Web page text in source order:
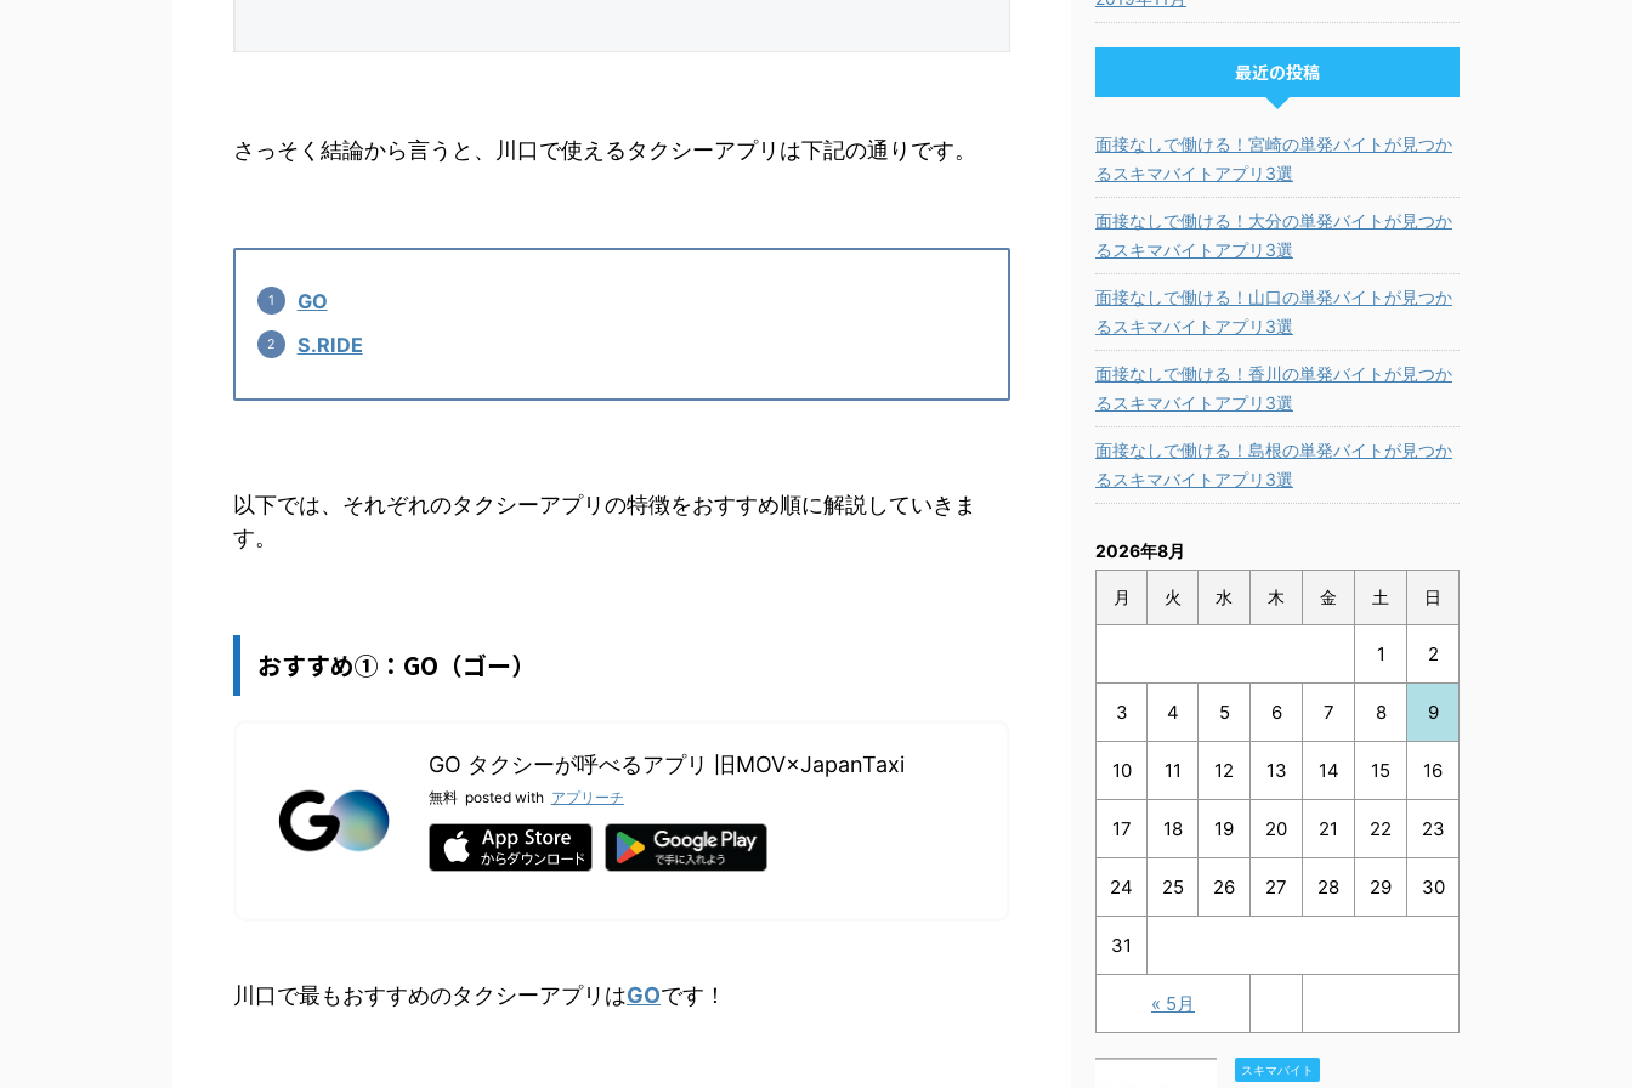
さっそく結論から言うと、川口で使えるタクシーアプリは下記の通りです。
GO
S.RIDE
以下では、それぞれのタクシーアプリの特徴をおすすめ順に解説していきま
す。
おすすめ①：GO（ゴー）
GO タクシーが呼べるアプリ 旧MOV×JapanTaxi
無料 posted with アプリーチ
川口で最もおすすめのタクシーアプリはGOです！
最近の投稿
面接なしで働ける！宮崎の単発バイトが見つか
るスキマバイトアプリ3選
面接なしで働ける！大分の単発バイトが見つか
るスキマバイトアプリ3選
面接なしで働ける！山口の単発バイトが見つか
るスキマバイトアプリ3選
面接なしで働ける！香川の単発バイトが見つか
るスキマバイトアプリ3選
面接なしで働ける！島根の単発バイトが見つか
るスキマバイトアプリ3選
2026年8月
月 火 水 木 金 土 日
« 5月
1 2
3 4 5 6 7 8 9
10 11 12 13 14 15 16
17 18 19 20 21 22 23
24 25 26 27 28 29 30
31
スキマバイト